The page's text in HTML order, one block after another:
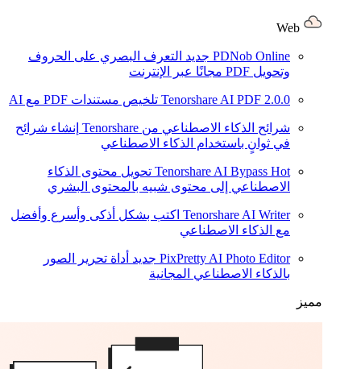
PDNob Online جديد التعرف البصري على الحروف
وتحويل PDF مجانًا عبر الإنترنت
Tenorshare AI PDF 2.0.0 تلخيص مستندات PDF مع AI
شرائح الذكاء الاصطناعي من Tenorshare
إنشاء شرائح
في ثوانٍ باستخدام الذكاء الاصطناعي
Tenorshare AI Bypass Hot
تحويل محتوى الذكاء
الاصطناعي إلى محتوى شبيه بالمحتوى البشري
Tenorshare AI Writer اكتب بشكل أذكى وأسرع وأفضل
مع الذكاء الاصطناعي
PixPretty AI Photo Editor جديد أداة تحرير الصور
بالذكاء الاصطناعي المجانية
مميز